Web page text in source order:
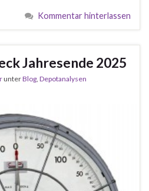
Kommentar hinterlassen
Jahresende 2025
unterBlog, Depotanalysen